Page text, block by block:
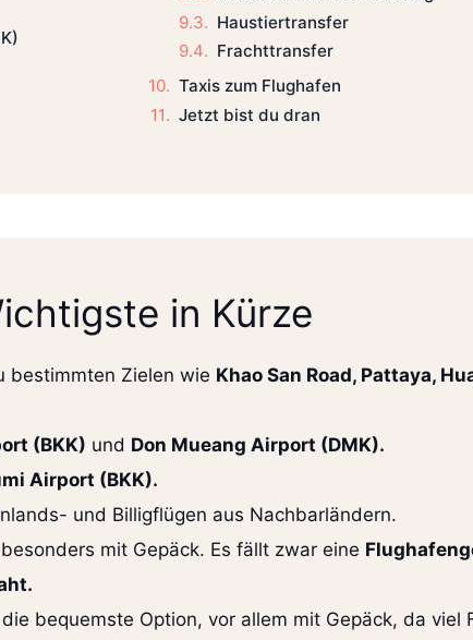
Haustiertransfer
Frachttransfer
Taxis zum Flughafen
Jetzt bist du dran
in Kürze
bestimmten Zielen wie Khao San Road, Pattaya,
(BKK) und Don Mueang Airport (DMK).
Airport (BKK).
und Billigflügen aus Nachbarländern.
mit Gepäck. Es fällt zwar eine
bequemste Option, vor allem mit Gepäck, da viel